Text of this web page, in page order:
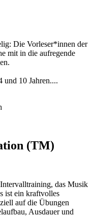
Die Vorleser*innen der
mit in die aufregende
10 Jahren....
(TM)
das Musik
ist ein kraftvolles
auf die Übungen
Ausdauer und